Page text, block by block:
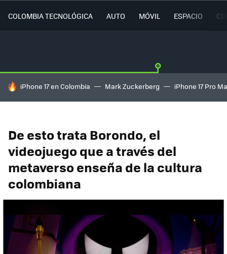
COLOMBIA TECNOLÓGICA AUTO MÓVIL ESPACIO
HOY SE HABLA DE
iPhone 17 en Colombia Mark Zuckerberg iPhone 17 Pro
De esto trata Borondo, el
videojuego que a través del
metaverso enseña de la cultura
colombiana